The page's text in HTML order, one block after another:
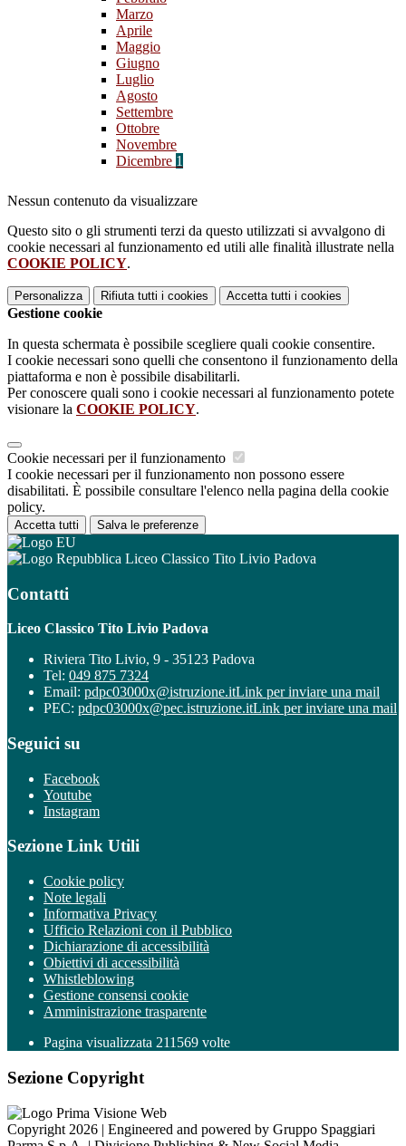
Marzo
Aprile
Maggio
Giugno
Luglio
Agosto
Settembre
Ottobre
Novembre
Dicembre 1
Nessun contenuto da visualizzare
Questo sito o gli strumenti terzi da questo utilizzati si avvalgono di
cookie necessari al funzionamento ed utili alle finalità illustrate nella
COOKIE POLICY.
Personalizza Rifiuta tutti i cookies Accetta tutti i cookies
Gestione cookie
In questa schermata è possibile scegliere quali cookie consentire.
I cookie necessari sono quelli che consentono il funzionamento della
piattaforma e non è possibile disabilitarli.
Per conoscere quali sono i cookie necessari al funzionamento potete
visionare la COOKIE POLICY.
Cookie necessari per il funzionamento
I cookie necessari per il funzionamento non possono essere
disabilitati. È possibile consultare l'elenco nella pagina della cookie
policy.
Accetta tutti Salva le preferenze
Liceo Classico Tito Livio Padova
Contatti
Liceo Classico Tito Livio Padova
Riviera Tito Livio, 9 - 35123 Padova
Tel: 049 875 7324
Email: pdpc03000x@istruzione.itLink per inviare una mail
PEC: pdpc03000x@pec.istruzione.itLink per inviare una mail
Seguici su
Facebook
Youtube
Instagram
Sezione Link Utili
Cookie policy
Note legali
Informativa Privacy
Ufficio Relazioni con il Pubblico
Dichiarazione di accessibilità
Obiettivi di accessibilità
Whistleblowing
Gestione consensi cookie
Amministrazione trasparente
Pagina visualizzata 211569 volte
Sezione Copyright
Copyright 2026 | Engineered and powered by Gruppo Spaggiari